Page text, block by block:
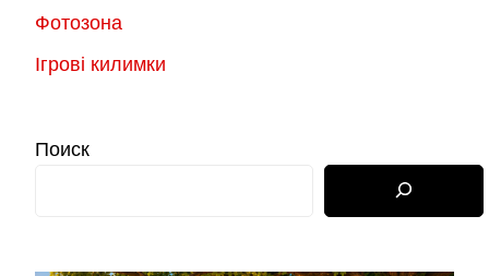
Фотозона
Ігрові килимки
Поиск